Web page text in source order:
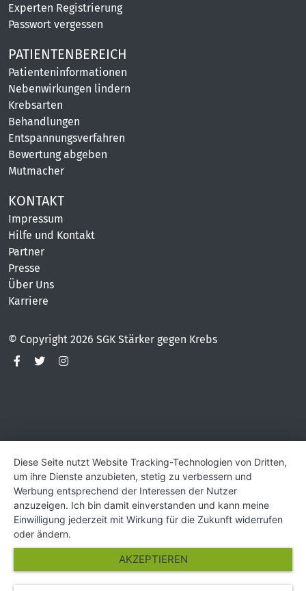
Experten Registrierung
Passwort vergessen
PATIENTENBEREICH
Patienteninformationen
Nebenwirkungen lindern
Krebsarten
Behandlungen
Entspannungsverfahren
Bewertung abgeben
Mutmacher
KONTAKT
Impressum
Hilfe und Kontakt
Partner
Presse
Über Uns
Karriere
© Copyright 2026 SGK Stärker gegen Krebs
Diese Seite nutzt Website Tracking-Technologien von Dritten,
um ihre Dienste anzubieten, stetig zu verbessern und
Werbung entsprechend der Interessen der Nutzer
anzuzeigen. Ich bin damit einverstanden und kann meine
Einwilligung jederzeit mit Wirkung für die Zukunft widerrufen
oder ändern.
AKZEPTIEREN